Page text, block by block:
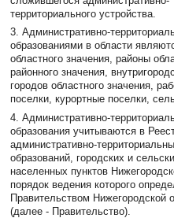
территориального устройства.
3. Административно-
образованиями в области
областного значения, районы
районного значения,
городов областного значения,
поселки, курортные поселки,
4. Административно-
образования учитываются в
административно-
образований, городских и
населенных пунктов
порядок ведения которого
Правительством Нижегородской
(далее - Правительство).